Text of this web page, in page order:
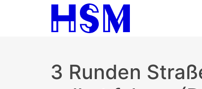
3 Runden